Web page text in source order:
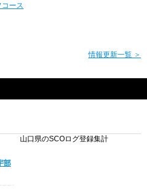
ース
情報更新一覧 ＞
山口県のSCOログ登録集計
部